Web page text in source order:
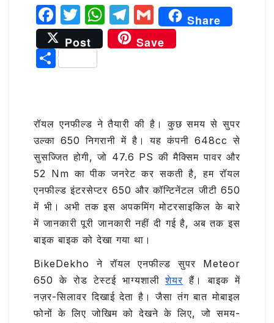
F
a
c
e
o
k
T
w
it
te
W
h
at
p
p
T
el
e
m
G
m
ai
Share
Post
Save
S
e
रॉयल एनफील्ड ने तैयारी की है। कुछ समय से सुपर
उल्का 650 निगरानी में है। यह कंपनी 648cc से
सुसज्जित होगी, जो 47.6 PS की मैक्सिम पावर और
52 Nm का पीक जनरेट कर सकती है, हम रॉयल
एनफील्ड इंटरसेप्टर 650 और कॉन्टिनेंटल जीटी 650
में भी। अभी तक इस अपकमिंग मोटरसाइकिल के बारे
में जानकारी पूरी जानकारी नहीं दी गई है, अब तक इस
बाइक बाइक को देखा गया था।
BikeDekho ने रॉयल एनफील्ड सुपर Meteor
650 के रोड टेस्टई भाग्यशालीशेयर हैं। बाइक में
नज़र-सिलावर दिखाई देता है। जैसा तंग बात मोबाइल
फोनों के लिए जोखिम को देखने के लिए, जो समय-